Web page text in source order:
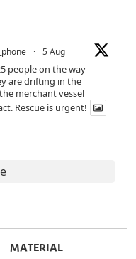
· 5 Aug
people on the way
are drifting in the
merchant vessel
Rescue is urgent!
MATERIAL